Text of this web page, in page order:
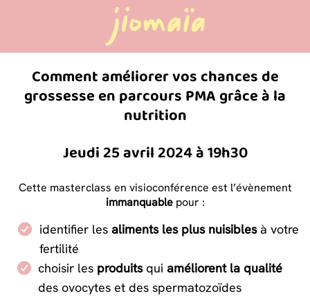
Comment améliorer vos chances de
grossesse en parcours PMA grâce à la
nutrition
Jeudi 25 avril 2024 à 19h30
Cette masterclass en visioconférence est l’évènement
immanquable pour :
identifier les aliments les plus nuisiblesà votre
fertilité
choisir les produitsqui améliorent la qualité
des ovocytes et des spermatozoïdes